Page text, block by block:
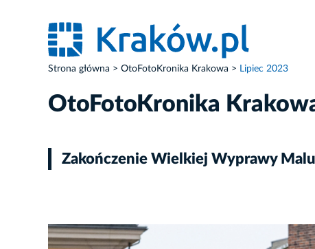
Strona główna OtoFotoKronika Krakowa Lipiec 2023
OtoFotoKronika
Zakończenie Wielkiej Wyprawy